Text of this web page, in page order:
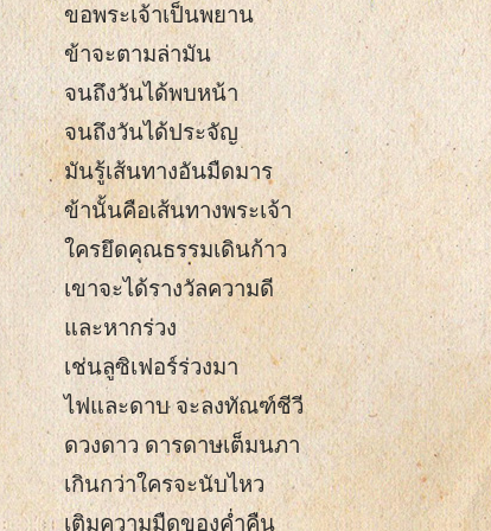
ขอพระเจ้าเป็นพยาน
ข้าจะตามล่ามัน
จนถึงวันได้พบหน้า
จนถึงวันได้ประจัญ
มันรู้เส้นทางอันมืดมาร
ข้านั้นคือเส้นทางพระเจ้า
ใครยึดคุณธรรมเดินก้าว
เขาจะได้รางวัลความดี
และหากร่วง
เช่นลูซิเฟอร์ร่วงมา
ไฟและดาบ จะลงทัณฑ์ชีวี
ดวงดาว ดารดาษเต็มนภา
เกินกว่าใครจะนับไหว
เติมความมืดของค่ำคืน